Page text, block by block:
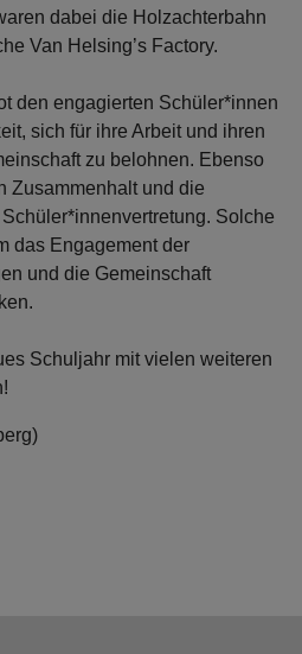
dabei die Holzachterbahn
Van Helsing’s Factory.
den engagierten Schüler*innen
sich für ihre Arbeit und ihren
zu belohnen. Ebenso
Zusammenhalt und die
Solche
das Engagement der
und die Gemeinschaft
Schuljahr mit vielen weiteren